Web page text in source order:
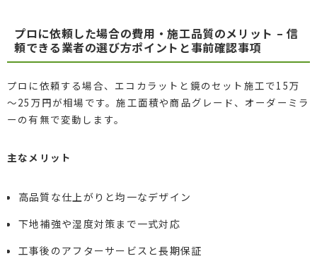
プロに依頼した場合の費用・施工品質のメリット – 信
頼できる業者の選び方ポイントと事前確認事項
プロに依頼する場合、エコカラットと鏡のセット施工で15万
～25万円が相場です。施工面積や商品グレード、オーダーミラ
ーの有無で変動します。
主なメリット
高品質な仕上がりと均一なデザイン
下地補強や湿度対策まで一式対応
工事後のアフターサービスと長期保証